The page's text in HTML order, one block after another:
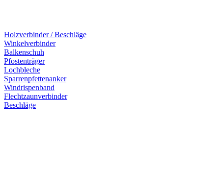
Holzverbinder / Beschläge
Winkelverbinder
Balkenschuh
Pfostenträger
Lochbleche
Sparrenpfettenanker
Windrispenband
Flechtzaunverbinder
Beschläge